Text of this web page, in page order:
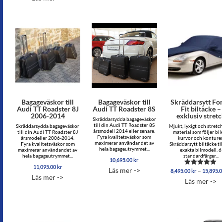
Bagageväskor till
Audi TT Roadster 8J
2006-2014
Skräddarsydda bagageväskor
till din Audi TT Roadster 8J
årsmodeller 2006-2014.
Fyra kvalitetsväskor som
maximerar användandet av
hela bagageutrymmet...
11,095.00 kr
Läs mer ->
Bagageväskor till
Audi TT Roadster 8S
Skräddarsydda bagageväskor
till din Audi TT Roadster 8S
årsmodell 2014 eller senare.
Fyra kvalitetsväskor som
maximerar användandet av
hela bagageutrymmet...
10,695.00 kr
Läs mer ->
Skräddarsytt
Fit biltäcke –
exklusiv
Mjukt, lyxigt och
material som följer
kurvor och
Skräddarsytt biltäcke
exakta bilmodell. 6
standardfärger...
Betygsatt
av 5
8,495.00kr –
Läs mer ->